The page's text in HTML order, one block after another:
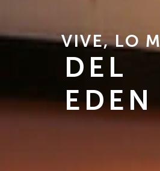
VIVE, LO M
DEL
EDEN